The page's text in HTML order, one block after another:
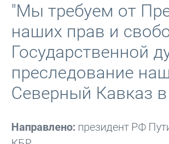
"Мы требуем от
наших прав и
Государственной
преследование
Северный Кавказ
Направлено: президент РФ